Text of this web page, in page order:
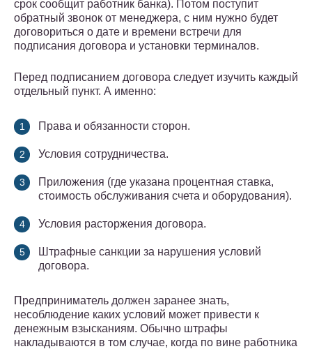
срок сообщит работник банка). Потом поступит
обратный звонок от менеджера, с ним нужно будет
договориться о дате и времени встречи для
подписания договора и установки терминалов.
Перед подписанием договора следует изучить каждый
отдельный пункт. А именно:
Права и обязанности сторон.
Условия сотрудничества.
Приложения (где указана процентная ставка,
стоимость обслуживания счета и оборудования).
Условия расторжения договора.
Штрафные санкции за нарушения условий
договора.
Предприниматель должен заранее знать,
несоблюдение каких условий может привести к
денежным взысканиям. Обычно штрафы
накладываются в том случае, когда по вине работника